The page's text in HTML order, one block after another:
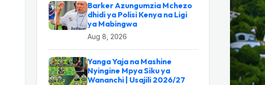
Barker Azungumzia Mchezo
dhidi ya Polisi Kenya na Ligi
ya Mabingwa
Aug 8, 2026
Yanga Yaja na Mashine
Nyingine Mpya Siku ya
Wananchi | Usajili 2026/27